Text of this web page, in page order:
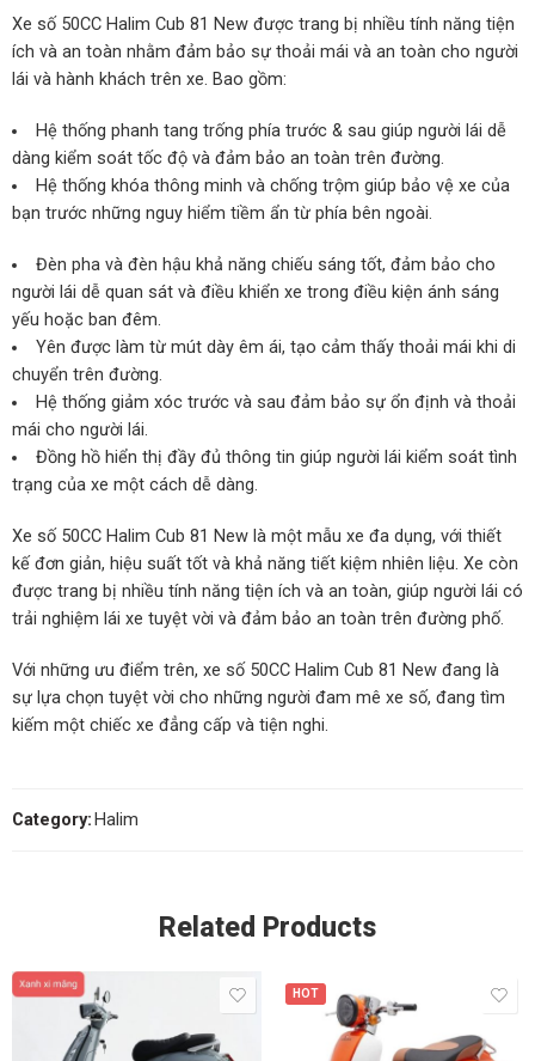
Xe số 50CC Halim Cub 81 New được trang bị nhiều tính năng tiện
ích và an toàn nhằm đảm bảo sự thoải mái và an toàn cho người
lái và hành khách trên xe. Bao gồm:
Hệ thống phanh tang trống phía trước & sau giúp người lái dễ
dàng kiểm soát tốc độ và đảm bảo an toàn trên đường.
Hệ thống khóa thông minh và chống trộm giúp bảo vệ xe của
bạn trước những nguy hiểm tiềm ẩn từ phía bên ngoài.
Đèn pha và đèn hậu khả năng chiếu sáng tốt, đảm bảo cho
người lái dễ quan sát và điều khiển xe trong điều kiện ánh sáng
yếu hoặc ban đêm.
Yên được làm từ mút dày êm ái, tạo cảm thấy thoải mái khi di
chuyển trên đường.
Hệ thống giảm xóc trước và sau đảm bảo sự ổn định và thoải
mái cho người lái.
Đồng hồ hiển thị đầy đủ thông tin giúp người lái kiểm soát tình
trạng của xe một cách dễ dàng.
Xe số 50CC Halim Cub 81 New là một mẫu xe đa dụng, với thiết
kế đơn giản, hiệu suất tốt và khả năng tiết kiệm nhiên liệu. Xe còn
được trang bị nhiều tính năng tiện ích và an toàn, giúp người lái có
trải nghiệm lái xe tuyệt vời và đảm bảo an toàn trên đường phố.
Với những ưu điểm trên, xe số 50CC Halim Cub 81 New đang là
sự lựa chọn tuyệt vời cho những người đam mê xe số, đang tìm
kiếm một chiếc xe đẳng cấp và tiện nghi.
Category: Halim
Related Products
HOT